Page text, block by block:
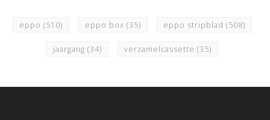
eppo (510) eppo box (35) eppo stripblad (508)
jaargang (34) verzamelcassette (35)